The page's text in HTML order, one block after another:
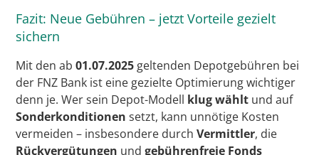
Fazit: Neue Gebühren – jetzt Vorteile gezielt
sichern
Mit den ab01.07.2025 geltenden Depotgebühren bei
der FNZ Bank ist eine gezielte Optimierung wichtiger
denn je. Wer sein Depot-Modell klug wählt und auf
Sonderkonditionen setzt, kann unnötige Kosten
vermeiden – insbesondere durchVermittler, die
Rückvergütungen undgebührenfreie Fonds